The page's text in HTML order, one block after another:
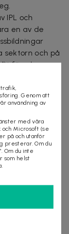
IPL och
en av de
sektorn och på
föredrag om
Vassa Strå
gång
från
Genom att
användning av
med våra
och Microsoft (se
på och utanför
presterar. Om du
Om du inte
som helst